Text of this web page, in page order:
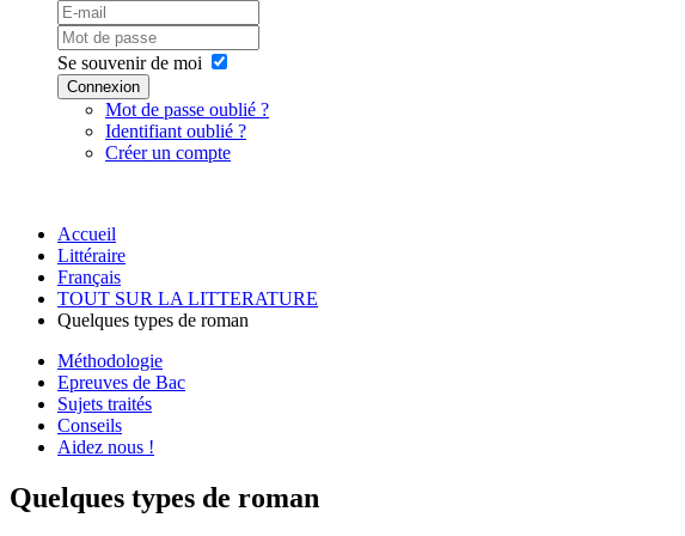
Se souvenir de moi
Connexion
Mot de passe oublié ?
Identifiant oublié ?
Créer un compte
Accueil
Littéraire
Français
TOUT SUR LA LITTERATURE
Quelques types de roman
Méthodologie
Epreuves de Bac
Sujets traités
Conseils
Aidez nous !
Quelques types de roman